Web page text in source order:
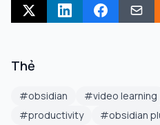
Thẻ
#obsidian #video learning
#productivity #obsidian